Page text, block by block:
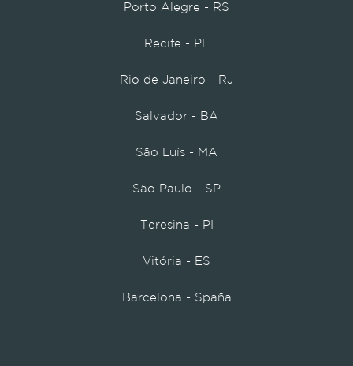
Porto Alegre - RS
Recife - PE
Rio de Janeiro - RJ
Salvador - BA
São Luís - MA
São Paulo - SP
Teresina - PI
Vitória - ES
Barcelona - Spaña